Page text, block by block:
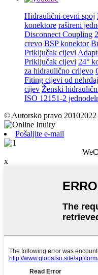
Hidraulični cevni spoj
konektore rašireni
Disconnect Coupling
crevo BSP konektor
Priključak cijevi
Priključak cijevi 24°
za hidraulično crijevo
Fiting cijevi od
cijev Ženski
ISO 12151-2
© Autorsko pravo 20102022
Pošaljite e-mail
x